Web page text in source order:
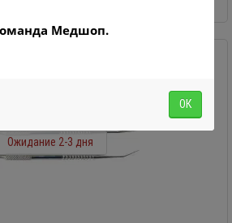
Ожидание 2-3 дня
Медшоп.
ОК